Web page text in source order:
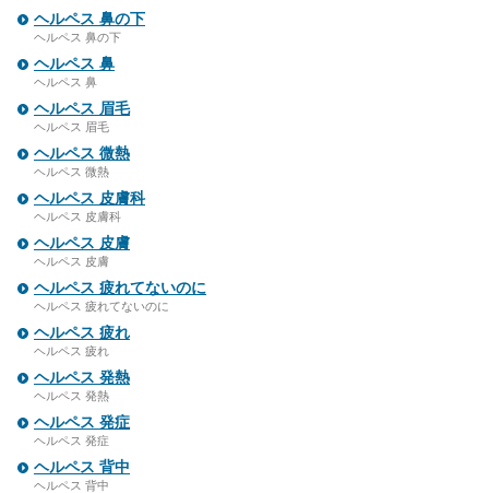
ヘルペス 鼻の下
ヘルペス 鼻の下
ヘルペス 鼻
ヘルペス 鼻
ヘルペス 眉毛
ヘルペス 眉毛
ヘルペス 微熱
ヘルペス 微熱
ヘルペス 皮膚科
ヘルペス 皮膚科
ヘルペス 皮膚
ヘルペス 皮膚
ヘルペス 疲れてないのに
ヘルペス 疲れてないのに
ヘルペス 疲れ
ヘルペス 疲れ
ヘルペス 発熱
ヘルペス 発熱
ヘルペス 発症
ヘルペス 発症
ヘルペス 背中
ヘルペス 背中